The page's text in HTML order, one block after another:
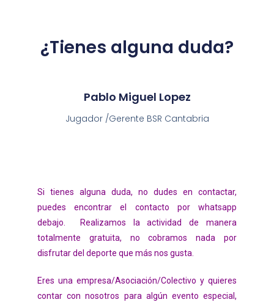
¿Tienes alguna duda?
Pablo Miguel Lopez
Jugador /Gerente BSR Cantabria
Si tienes alguna duda, no dudes en contactar,
puedes encontrar el contacto por whatsapp
debajo. Realizamos la actividad de manera
totalmente gratuita, no cobramos nada por
disfrutar del deporte que más nos gusta.
Eres una empresa/Asociación/Colectivo y quieres
contar con nosotros para algún evento especial,